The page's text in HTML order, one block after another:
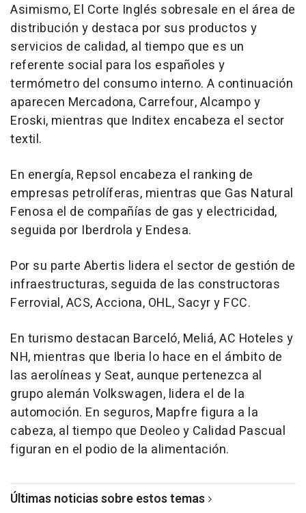
Asimismo, El Corte Inglés sobresale en el área de
distribución y destaca por sus productos y
servicios de calidad, al tiempo que es un
referente social para los españoles y
termómetro del consumo interno. A continuación
aparecen Mercadona, Carrefour, Alcampo y
Eroski, mientras que Inditex encabeza el sector
textil.
En energía, Repsol encabeza el ranking de
empresas petrolíferas, mientras que Gas Natural
Fenosa el de compañías de gas y electricidad,
seguida por Iberdrola y Endesa.
Por su parte Abertis lidera el sector de gestión de
infraestructuras, seguida de las constructoras
Ferrovial, ACS, Acciona, OHL, Sacyr y FCC.
En turismo destacan Barceló, Meliá, AC Hoteles y
NH, mientras que Iberia lo hace en el ámbito de
las aerolíneas y Seat, aunque pertenezca al
grupo alemán Volkswagen, lidera el de la
automoción. En seguros, Mapfre figura a la
cabeza, al tiempo que Deoleo y Calidad Pascual
figuran en el podio de la alimentación.
Últimas noticias sobre estos temas